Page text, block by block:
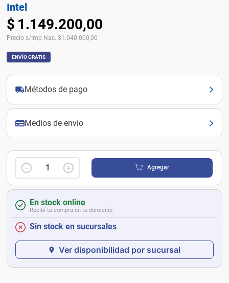
Intel
$ 1.149.200,00
Precio s/Imp Nac. $1.040.000,00
ENVÍO GRATIS
Métodos de pago
Medios de envío
＋
－ Agregar
En stock online
Recibí tu compra en tu domicilio
Sin stock en sucursales
Ver disponibilidad por sucursal